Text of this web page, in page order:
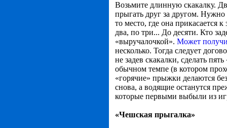
Возьмите длинную скакалку.
прыгать друг за другом.
то место, где она прикасается
два, по три... До десяти. Кто
«выручалочкой». Может
несколько. Тогда следует
не задев скакалки, сделать
обычном темпе (в котором
«горячие» прыжки делаются
снова, а водящие останутся
которые первыми выбыли из
«Чешская прыгалка»